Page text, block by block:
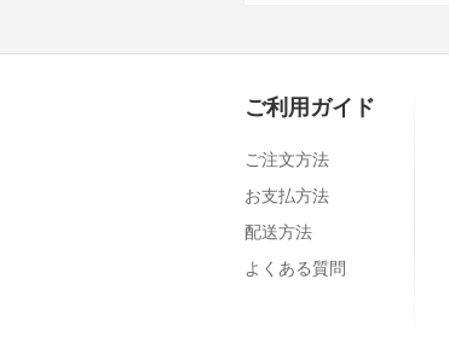
ご利用ガイド
ご注文方法
お支払方法
配送方法
よくある質問